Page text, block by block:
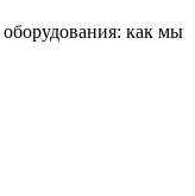
как мы